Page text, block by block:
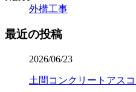
外構工事
最近の投稿
2026/06/23
土間コンクリートアス